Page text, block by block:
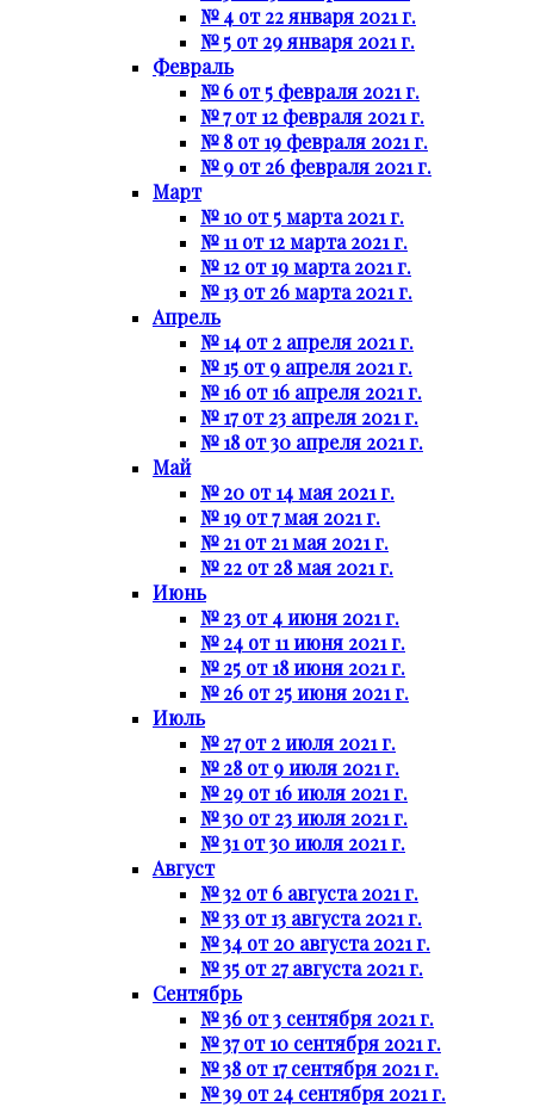
№ 4 от 22 января 2021 г.
№ 5 от 29 января 2021 г.
Февраль
№ 6 от 5 февраля 2021 г.
№ 7 от 12 февраля 2021 г.
№ 8 от 19 февраля 2021 г.
№ 9 от 26 февраля 2021 г.
Март
№ 10 от 5 марта 2021 г.
№ 11 от 12 марта 2021 г.
№ 12 от 19 марта 2021 г.
№ 13 от 26 марта 2021 г.
Апрель
№ 14 от 2 апреля 2021 г.
№ 15 от 9 апреля 2021 г.
№ 16 от 16 апреля 2021 г.
№ 17 от 23 апреля 2021 г.
№ 18 от 30 апреля 2021 г.
Май
№ 20 от 14 мая 2021 г.
№ 19 от 7 мая 2021 г.
№ 21 от 21 мая 2021 г.
№ 22 от 28 мая 2021 г.
Июнь
№ 23 от 4 июня 2021 г.
№ 24 от 11 июня 2021 г.
№ 25 от 18 июня 2021 г.
№ 26 от 25 июня 2021 г.
Июль
№ 27 от 2 июля 2021 г.
№ 28 от 9 июля 2021 г.
№ 29 от 16 июля 2021 г.
№ 30 от 23 июля 2021 г.
№ 31 от 30 июля 2021 г.
Август
№ 32 от 6 августа 2021 г.
№ 33 от 13 августа 2021 г.
№ 34 от 20 августа 2021 г.
№ 35 от 27 августа 2021 г.
Сентябрь
№ 36 от 3 сентября 2021 г.
№ 37 от 10 сентября 2021 г.
№ 38 от 17 сентября 2021 г.
№ 39 от 24 сентября 2021 г.